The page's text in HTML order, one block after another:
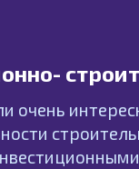
очень